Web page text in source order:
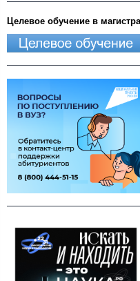
Целевое обучение в